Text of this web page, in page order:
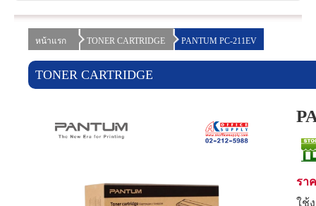
สินค้า
ราคาสินค้า
ข่าวสาร
หน้าแรก TONER CARTRIDGE PANTUM PC-211EV
TONER CARTRIDGE
รา
ใช้